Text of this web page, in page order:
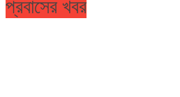
প্রবাসের খবর